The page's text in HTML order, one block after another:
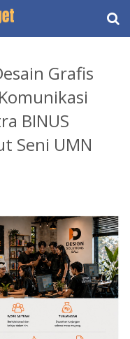
Grafis
BINUS
Seni UMN